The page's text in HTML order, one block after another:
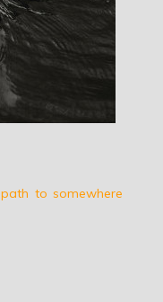
to somewhere